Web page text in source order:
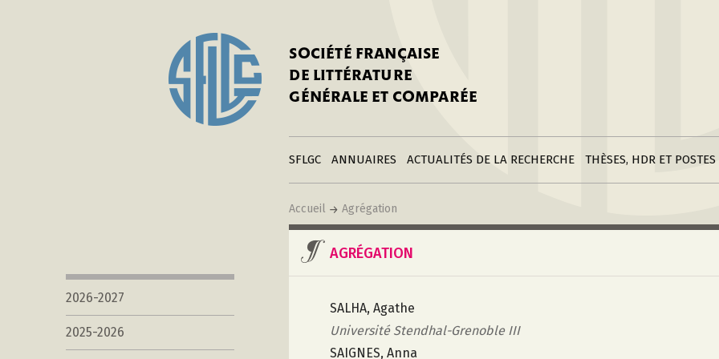
SOCIÉTÉ FRANÇAISE
DE LITTÉRATURE
GÉNÉRALE ET COMPARÉE
SFLGC
Adhérer à la SFLGC
Publier sur ce site
LiensANNUAIRES
Créer une fiche
annuaire
Modifier sa fiche
annuaire
Créer une fiche
institutionACTUALITÉS DE LA RECHERCHE
Divers
Soumettre une
annonce
THÈSES, HDR ET POSTES
Postes
Accueil Agrégation
2026-2027
2025-2026
AGRÉGATION
SALHA, Agathe
Université Stendhal-Grenoble III
SAIGNES, Anna